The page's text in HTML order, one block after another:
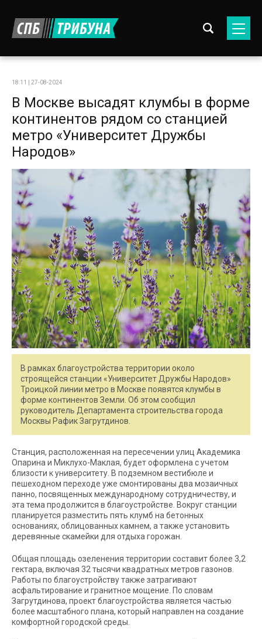
18:11 | 27-08-2024
В Москве высадят клумбы в форме
континентов рядом со станцией
метро «Университет Дружбы
Народов»
В рамках благоустройства территории около
строящейся станции «Университет Дружбы Народов»
Троицкой линии метро в Москве появятся клумбы в
форме континентов Земли. Об этом сообщил
руководитель Департамента строительства города
Москвы Рафик Загрутдинов.
Станция, расположенная на пересечении улиц Академика
Опарина и Миклухо-Маклая, будет оформлена с учетом
близости к университету. В подземном вестибюле и
пешеходном переходе уже смонтированы два мозаичных
панно, посвященных международному сотрудничеству, и
эта тема продолжится в благоустройстве. Вокруг станции
планируется разместить пять клумб на бетонных
основаниях, облицованных камнем, а также установить
деревянные скамейки для отдыха горожан.
Общая площадь озеленения территории составит более 3,2
гектара, включая 32 тысячи квадратных метров газонов.
Работы по благоустройству также затрагивают
асфальтирование и гранитное мощение. По словам
Загрутдинова, проект благоустройства является частью
более масштабного плана, который направлен на создание
комфортной городской среды.